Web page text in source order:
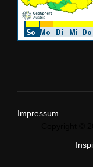
Impressum